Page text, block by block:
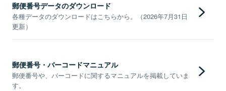
郵便番号データのダウンロード
各種データのダウンロードはこちらから。（2026年7月31日
更新）
郵便番号・バーコードマニュアル
郵便番号や、バーコードに関するマニュアルを掲載していま
す。